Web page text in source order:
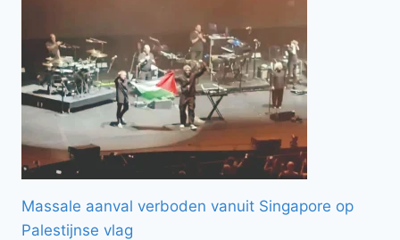
Massale aanval verboden vanuit Singapore op
Palestijnse vlag